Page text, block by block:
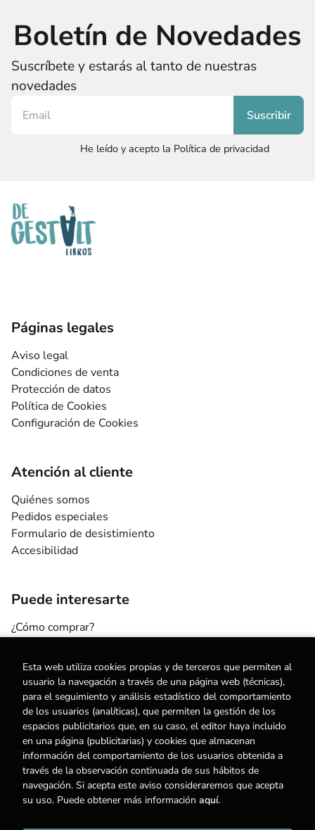
Boletín de Novedades
Suscríbete y estarás al tanto de nuestras
novedades
He leído y acepto la Política de privacidad
Páginas legales
Aviso legal
Condiciones de venta
Protección de datos
Política de Cookies
Configuración de Cookies
Atención al cliente
Quiénes somos
Pedidos especiales
Formulario de desistimiento
Accesibilidad
Puede interesarte
¿Cómo comprar?
Escuelas y centros
Nuestros Servicios
Noticias
Contacto
(+34) 615 55 96 54
info@degestalt.com
Formulario de contacto
Esta web utiliza cookies propias y de terceros que permiten al
usuario la navegación a través de una página web (técnicas),
para el seguimiento y análisis estadístico del comportamiento
de los usuarios (analíticas), que permiten la gestión de los
espacios publicitarios que, en su caso, el editor haya incluido
en una página (publicitarias) y cookies que almacenan
información del comportamiento de los usuarios obtenida a
través de la observación continuada de sus hábitos de
navegación. Si acepta este aviso consideraremos que acepta
su uso. Puede obtener más información aquí.